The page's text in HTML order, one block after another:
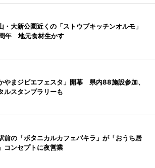
・大新公園近くの「ストウブキッチンオルモ」
年 地元食材生かす
やまジビエフェスタ」開幕 県内88施設参加、
ルスタンプラリーも
前の「ボタニカルカフェパキラ」が「おうち居
コンセプトに夜営業